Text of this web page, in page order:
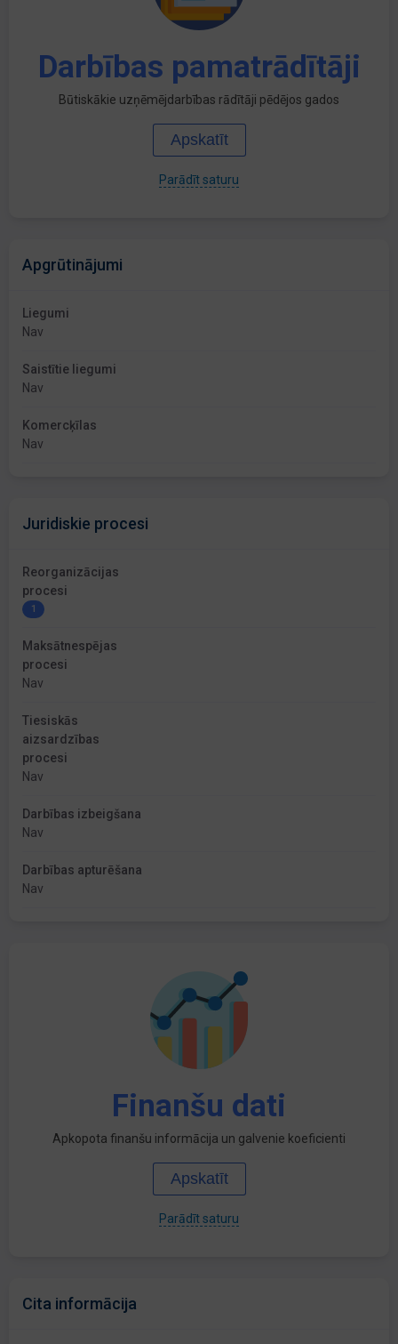
Darbības pamatrādītāji
Būtiskākie uzņēmējdarbības rādītāji pēdējos gados
Apskatīt
Parādīt saturu
Apgrūtinājumi
Liegumi
Nav
Saistītie liegumi
Nav
Komercķīlas
Nav
Juridiskie procesi
Reorganizācijas
procesi
1
Maksātnespējas
procesi
Nav
Tiesiskās
aizsardzības
procesi
Nav
Darbības izbeigšana
Nav
Darbības apturēšana
Nav
Finanšu dati
Apkopota finanšu informācija un galvenie koeficienti
Apskatīt
Parādīt saturu
Cita informācija